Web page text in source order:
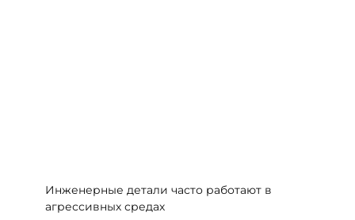
Инженерные детали часто работают в
агрессивных средах